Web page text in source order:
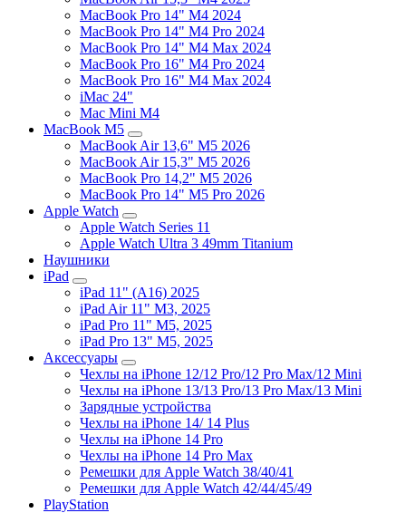
MacBook Pro 14" M4 2024
MacBook Pro 14" M4 Pro 2024
MacBook Pro 14" M4 Max 2024
MacBook Pro 16" M4 Pro 2024
MacBook Pro 16" M4 Max 2024
iMac 24"
Mac Mini M4
MacBook M5
MacBook Air 13,6" M5 2026
MacBook Air 15,3" M5 2026
MacBook Pro 14,2" M5 2026
MacBook Pro 14" M5 Pro 2026
Apple Watch
Apple Watch Series 11
Apple Watch Ultra 3 49mm Titanium
Наушники
iPad
iPad 11" (A16) 2025
iPad Air 11" M3, 2025
iPad Pro 11" M5, 2025
iPad Pro 13" M5, 2025
Аксессуары
Чехлы на iPhone 12/12 Pro/12 Pro Max/12 Mini
Чехлы на iPhone 13/13 Pro/13 Pro Max/13 Mini
Зарядные устройства
Чехлы на iPhone 14/ 14 Plus
Чехлы на iPhone 14 Pro
Чехлы на iPhone 14 Pro Max
Ремешки для Apple Watch 38/40/41
Ремешки для Apple Watch 42/44/45/49
PlayStation